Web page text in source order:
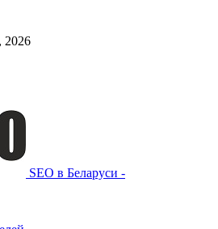
2026
SEO в Беларуси -